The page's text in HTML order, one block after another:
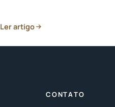
Ler artigo
CONTATO